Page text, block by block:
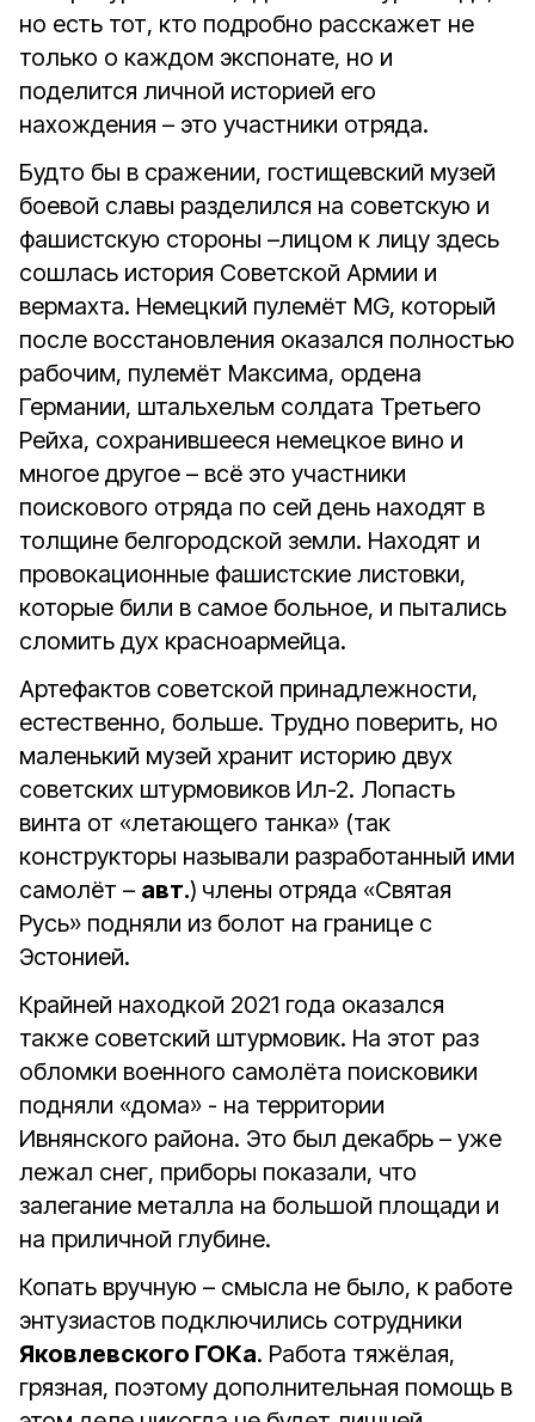
но есть тот, кто подробно расскажет не
только о каждом экспонате, но и
поделится личной историей его
нахождения – это участники отряда.
Будто бы в сражении, гостищевский музей
боевой славы разделился на советскую и
фашистскую стороны –лицом к лицу здесь
сошлась история Советской Армии и
вермахта. Немецкий пулемёт MG, который
после восстановления оказался полностью
рабочим, пулемёт Максима, ордена
Германии, штальхельм солдата Третьего
Рейха, сохранившееся немецкое вино и
многое другое – всё это участники
поискового отряда по сей день находят в
толщине белгородской земли. Находят и
провокационные фашистские листовки,
которые били в самое больное, и пытались
сломить дух красноармейца.
Артефактов советской принадлежности,
естественно, больше. Трудно поверить, но
маленький музей хранит историю двух
советских штурмовиков Ил-2. Лопасть
винта от «летающего танка» (так
конструкторы называли разработанный ими
самолёт – авт.) члены отряда «Святая
Русь» подняли из болот на границе с
Эстонией.
Крайней находкой 2021 года оказался
также советский штурмовик. На этот раз
обломки военного самолёта поисковики
подняли «дома» - на территории
Ивнянского района. Это был декабрь – уже
лежал снег, приборы показали, что
залегание металла на большой площади и
на приличной глубине.
Копать вручную – смысла не было, к работе
энтузиастов подключились сотрудники
Яковлевского ГОКа. Работа тяжёлая,
грязная, поэтому дополнительная помощь в